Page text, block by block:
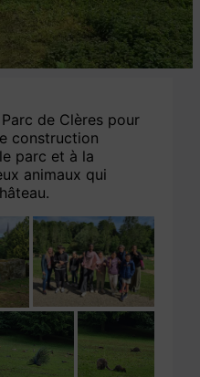
de Clères pour
construction
parc et à la
animaux qui